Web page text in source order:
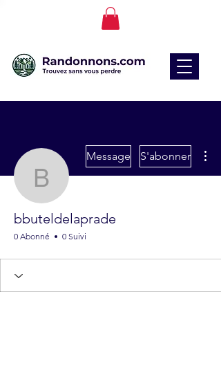
bbuteldelaprade
Message S'abonner
bbuteldelaprade
0 Abonné 0 Suivi